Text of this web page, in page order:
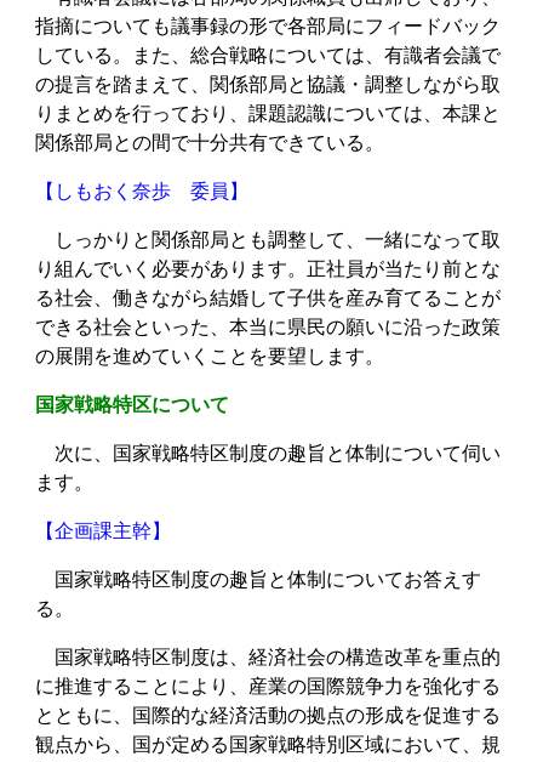
指摘についても議事録の形で各部局にフィードバック
している。また、総合戦略については、有識者会議で
の提言を踏まえて、関係部局と協議・調整しながら取
りまとめを行っており、課題認識については、本課と
関係部局との間で十分共有できている。
【しもおく奈歩 委員】
しっかりと関係部局とも調整して、一緒になって取
り組んでいく必要があります。正社員が当たり前とな
る社会、働きながら結婚して子供を産み育てることが
できる社会といった、本当に県民の願いに沿った政策
の展開を進めていくことを要望します。
国家戦略特区について
次に、国家戦略特区制度の趣旨と体制について伺い
ます。
【企画課主幹】
国家戦略特区制度の趣旨と体制についてお答えす
る。
国家戦略特区制度は、経済社会の構造改革を重点的
に推進することにより、産業の国際競争力を強化する
とともに、国際的な経済活動の拠点の形成を促進する
観点から、国が定める国家戦略特別区域において、規